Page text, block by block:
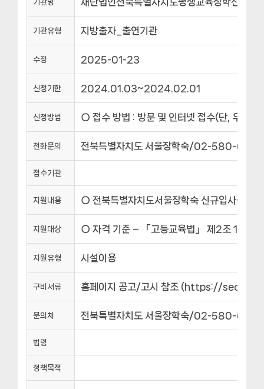
기관명
기관유형 지방출자_출연기관
수정 2025-01-23
신청기한 2024.01.03~2024.02.01
신청방법 ○ 접수 방법 : 방문 및 인터넷 접수(단, 우편
전화문의 전북특별자치도 서울장학숙/02-580-6600
접수기관
지원내용 ○ 전북특별자치도서울장학숙 신규입사생 모
지원대상 ○ 자격 기준 – 「고등교육법」 제2조 1~4호,
지원유형 시설이용
구비서류 홈페이지 공고/고시 참조 (https://
문의처 전북특별자치도 서울장학숙/02-580-6600
법령
정책목적